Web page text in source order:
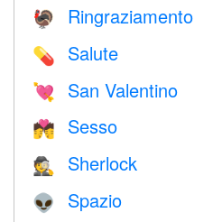
🦃 Ringraziamento
💊 Salute
💘 San Valentino
💏 Sesso
🕵️ Sherlock
👽 Spazio